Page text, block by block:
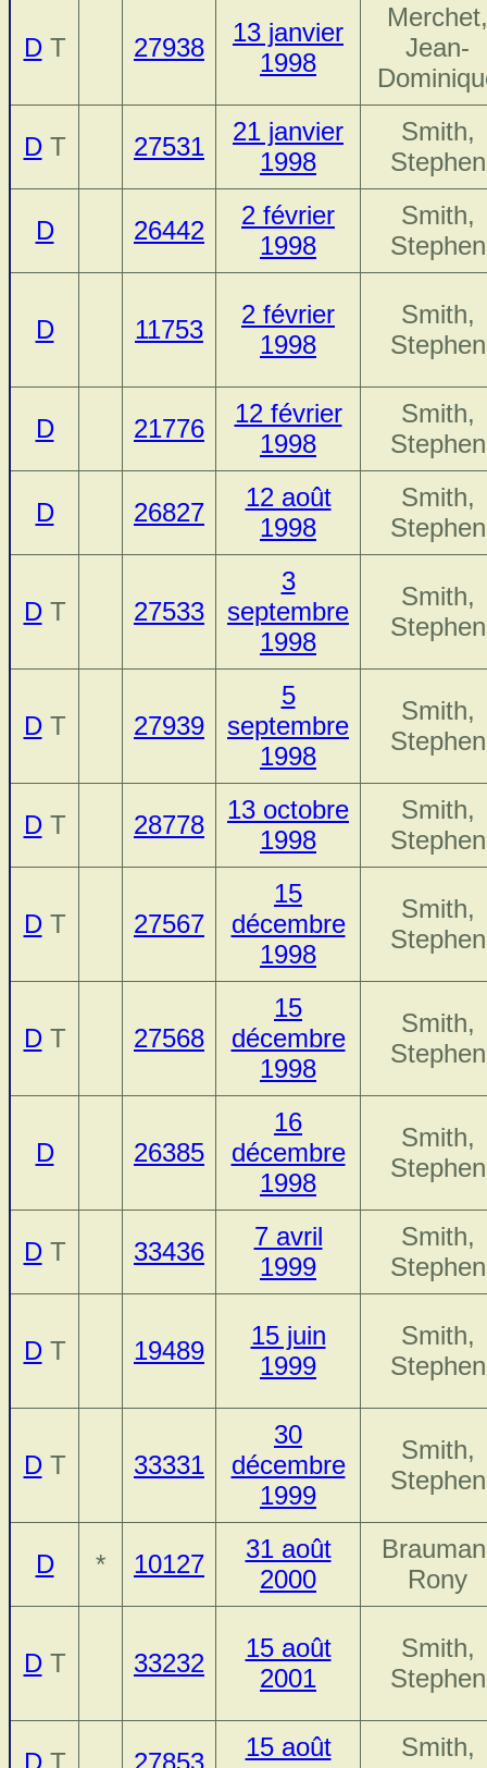
DT 27938
13 janvier
1998
Merchet,
Jean-
DT 27531
21 janvier
1998
Smith,
Stephen
D 26442
2 février
1998
Smith,
Stephen
D 11753
2 février
1998
Smith,
Stephen
D 21776
12 février
1998
Smith,
Stephen
D 26827
12 août
1998
Smith,
Stephen
DT 27533
3
septembre
1998
Smith,
Stephen
DT 27939
5
septembre
1998
Smith,
Stephen
DT 28778
13 octobre
1998
Smith,
Stephen
DT 27567
15
décembre
1998
Smith,
Stephen
DT 27568
15
décembre
1998
Smith,
Stephen
D 26385
16
décembre
1998
Smith,
Stephen
DT 33436
7 avril
1999
Smith,
Stephen
DT 19489
15 juin
1999
Smith,
Stephen
DT 33331
30
décembre
1999
Smith,
Stephen
D * 10127
31 août
2000
Rony
DT 33232
15 août
2001
Smith,
Stephen
DT 27853
15 août
Smith,